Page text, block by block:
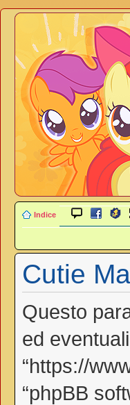
Indice
Cutie
Questo
ed
“https://
“phpBB